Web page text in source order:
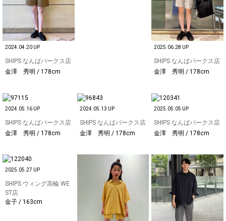
2024.04.20 UP
SHIPS なんばパークス店
金澤 秀明 / 178cm
2025.06.28 UP
SHIPS なんばパークス店
金澤 秀明 / 178cm
2024.05.16 UP
SHIPS なんばパークス店
金澤 秀明 / 178cm
2024.05.13 UP
SHIPS なんばパークス店
金澤 秀明 / 178cm
2025.05.05 UP
SHIPS なんばパークス店
金澤 秀明 / 178cm
2025.05.27 UP
SHIPS ウィング高輪 WE
ST店
金子 / 163cm